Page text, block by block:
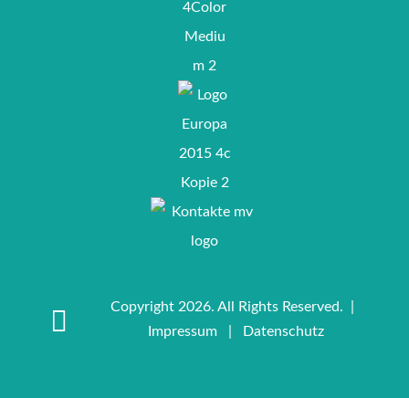
Copyright 2026. All Rights Reserved. |
Impressum| Datenschutz